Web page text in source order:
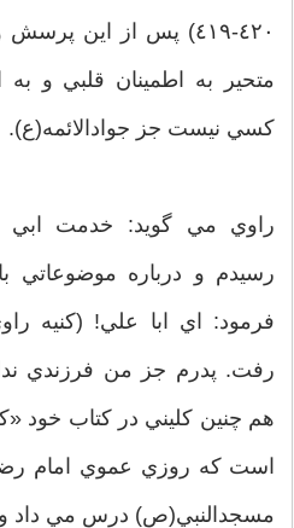
٤٢٠-٤١٩) پس از اين
متحير به اطمينان قلبي و به
كسي نيست جز جوادالائمه(ع).
راوي مي گويد: خدمت ابي
رسيدم و درباره موضوعاتي
فرمود: اي ابا علي! (كنيه
هم چنين كليني در كتاب خود
است كه روزي عموي امام
مسجدالنبي(ص) درس مي داد و